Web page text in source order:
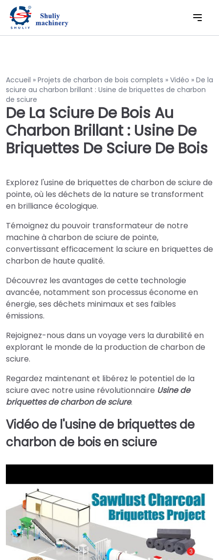
Accueil » Projets de charbon de bois complets » Vidéo » De la
sciure au charbon brillant : Usine de briquettes de charbon
de sciure
De La Sciure De Bois Au
Charbon Brillant : Usine De
Briquettes De Sciure De Bois
Explorez l'usine de briquettes de charbon de sciure de
pointe, où les déchets de la nature se transforment
en brilliance écologique.
Témoignez du pouvoir transformateur de notre
machine à charbon de sciure de pointe,
convertissant efficacement la sciure en briquettes de
charbon de haute qualité.
Découvrez les avantages de cette technologie
avancée, notamment son processus économe en
énergie, ses déchets minimaux et ses faibles
émissions.
Rejoignez-nous dans un voyage vers la durabilité en
explorant le monde de la production de charbon de
sciure.
Regardez maintenant et libérez le potentiel de la
sciure avec notre usine révolutionnaire Usine de
briquettes de charbon de sciure.
Vidéo de l'usine de briquettes de
charbon de bois en sciure